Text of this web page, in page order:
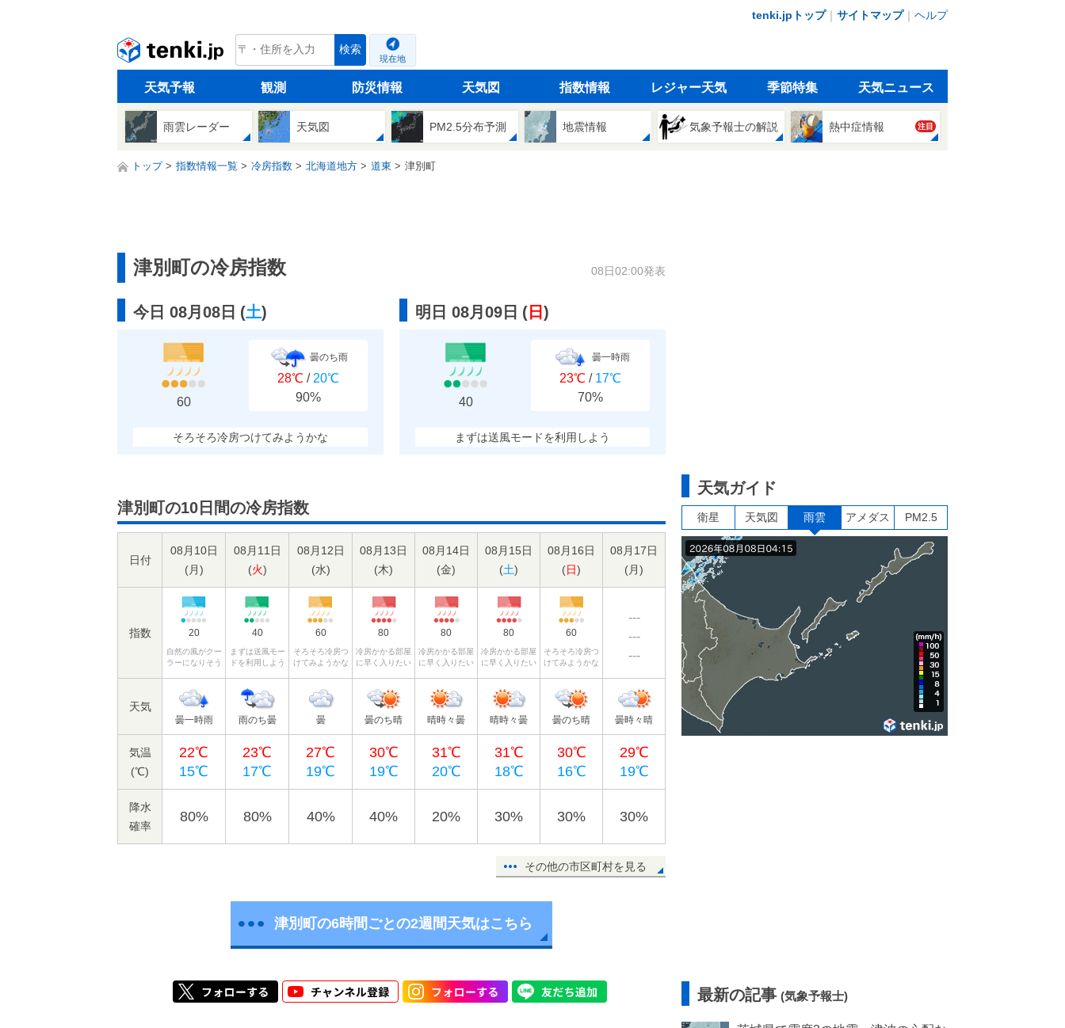
tenki.jpトップ｜ サイトマップ｜ ヘルプ
tenki.jp 検索
現在地
天気予報 観測 防災情報 天気図 指数情報 レジャー天気 季節特集 天気ニュース
雨雲レーダー 天気図 PM2.5分布予測 地震情報 気象予報士の解説 熱中症情報 注目
トップ 指数情報一覧 冷房指数 北海道地方 道東 津別町
津別町の冷房指数 08日02:00発表
今日 08月08日 (土)
60
曇のち雨
28℃ / 20℃
90%
そろそろ冷房つけてみようかな
明日 08月09日 ( 日 )
40
曇一時雨
23℃ / 17℃
70%
まずは送風モードを利用しよう
津別町の10日間の冷房指数
日付
08月10日
(月)
08月11日
(火)
08月12日
(水)
08月13日
(木)
08月14日
(金)
08月15日
(土)
08月16日
(日)
08月17日
(月)
指数 20
自然の風がクー
ラーになりそう
40
まずは送風モー
ドを利用しよう
60
そろそろ冷房つ
けてみようかな
80
冷房かかる部屋
に早く入りたい
80
冷房かかる部屋
に早く入りたい
80
冷房かかる部屋
に早く入りたい
60
そろそろ冷房つ
けてみようかな
---
---
---
天気
曇一時雨 雨のち曇 曇 曇のち晴 晴時々曇 晴時々曇 曇のち晴 曇時々晴
気温
(℃)
22℃
15℃
23℃
17℃
27℃
19℃
30℃
19℃
31℃
20℃
31℃
18℃
30℃
16℃
29℃
19℃
降水
確率
80% 80% 40% 40% 20% 30% 30% 30%
その他の市区町村を見る
津別町の6時間ごとの2週間天気はこちら
天気ガイド
衛星 天気図 雨雲 アメダス PM2.5
最新の記事 (気象予報士)